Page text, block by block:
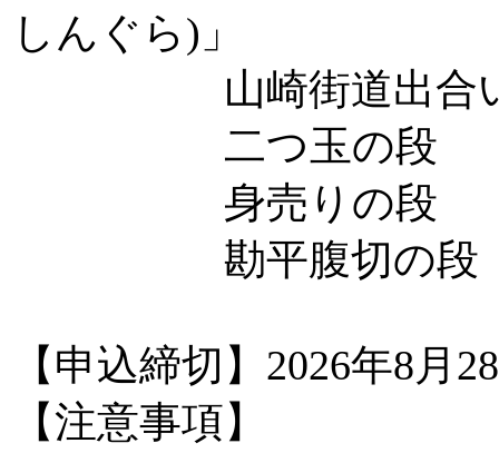
しんぐら)」
山崎街道出合
二つ玉の段
身売りの段
勘平腹切の段
【申込締切】2026年8月
【注意事項】